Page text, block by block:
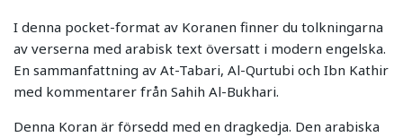
I denna pocket-format av Koranen finner du tolkningarna
av verserna med arabisk text översatt i modern engelska.
En sammanfattning av At-Tabari, Al-Qurtubi och Ibn Kathir
med kommentarer från Sahih Al-Bukhari.
Denna Koran är försedd med en dragkedja. Den arabiska